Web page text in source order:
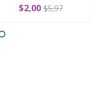
$2,00 $5,97